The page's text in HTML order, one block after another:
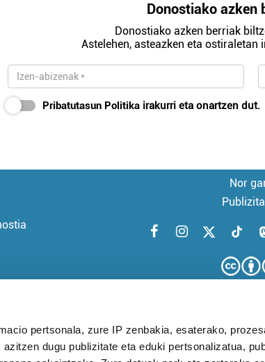
pertsonala, zure IP zenbakia, esaterako,
dugu publizitate eta eduki pertsonalizatua,
Donostiako azken
Donostiako azken berriak
Astelehen, asteazken eta
Pribatutasun Politika irakurri eta onartzen dut.
Nor
KUDEAKETA